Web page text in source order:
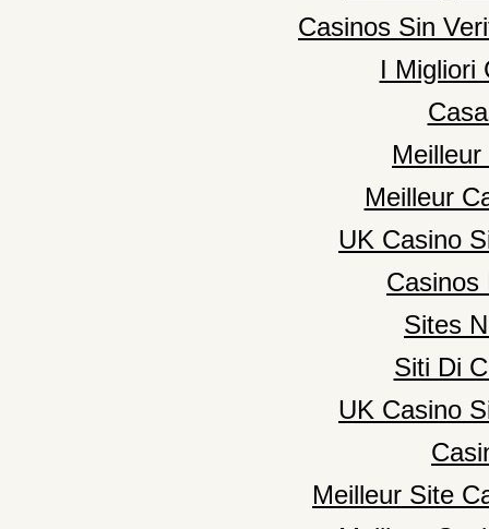
Casinos Sin
I Migliori
Meilleur
UK Casino
Casinos
Sites
Siti Di
UK Casino
Meilleur Site